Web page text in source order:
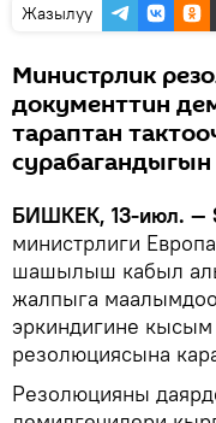
Жазылуу
Министрлик
документтин
тараптан
БИШКЕК, 13-июл. —
министрлиги
шашылыш кабыл
жалпыга
эркиндигине
резолюциясына
Резолюцияны